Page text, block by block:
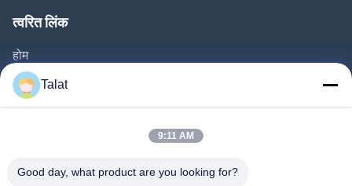
त्वरित लिंक
होम
उत्पाद
हमारे बारे में
गुणवत्ता नियंत्रण
Talat
9:11 AM
Good day, what product are you looking for?